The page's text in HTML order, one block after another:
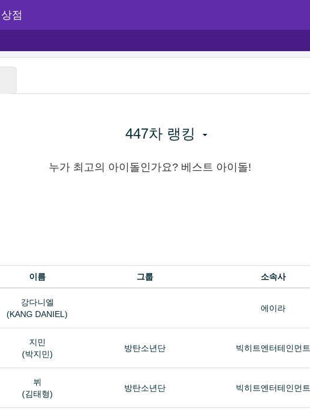
상점
447차 랭킹
누가 최고의 아이돌인가요? 베스트 아이돌!
이름 그룹 소속사
강다니엘
(KANG DANIEL)
에이라
지민
(박지민)
방탄소년단 빅히트엔터테인먼트
뷔
(김태형)
방탄소년단 빅히트엔터테인먼트